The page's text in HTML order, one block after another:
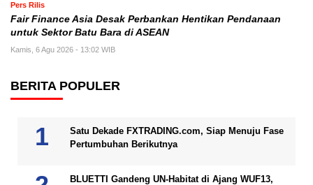
Pers Rilis
Fair Finance Asia Desak Perbankan Hentikan Pendanaan
untuk Sektor Batu Bara di ASEAN
Kamis, 6 Agu 2026 - 13:02 WIB
BERITA POPULER
Satu Dekade FXTRADING.com, Siap Menuju Fase
Pertumbuhan Berikutnya
BLUETTI Gandeng UN-Habitat di Ajang WUF13,